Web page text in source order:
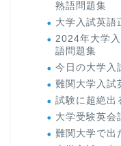
熟語問題集
大学入試英語
2024年大学
語問題集
今日の大学入
難関大学入試
試験に超絶出
大学受験英会
難関大学で出